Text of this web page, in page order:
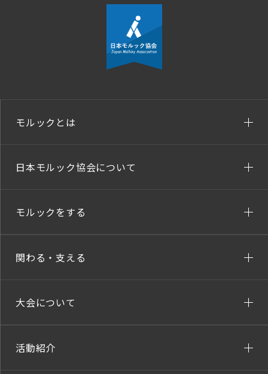
モルックとは
日本モルック協会について
モルックをする
関わる・支える
大会について
活動紹介